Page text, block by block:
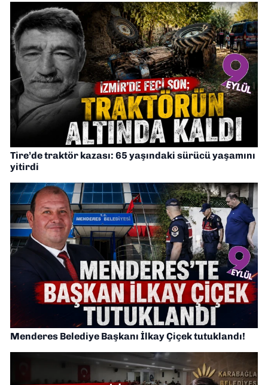
Tire’de traktör kazası: 65 yaşındaki sürücü yaşamını
yitirdi
Menderes Belediye Başkanı İlkay Çiçek tutuklandı!